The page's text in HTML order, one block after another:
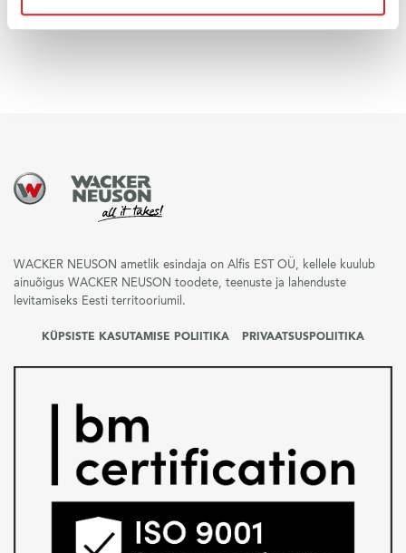
WACKER NEUSON ametlik esindaja on Alfis EST OÜ, kellele kuulub
ainuõigus WACKER NEUSON toodete, teenuste ja lahenduste
levitamiseks Eesti territooriumil.
KÜPSISTE KASUTAMISE POLIITIKA PRIVAATSUSPOLIITIKA